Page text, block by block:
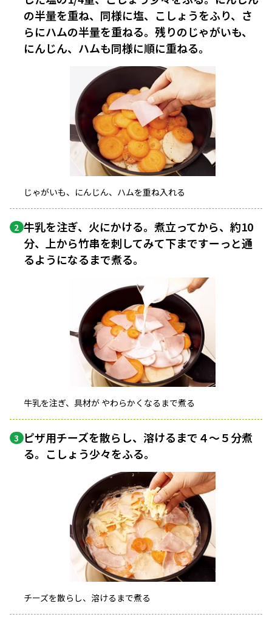
の半量を重ね、同様に塩、こしょうをふり、さ
らにハムの半量を重ねる。残りのじゃがいも、
にんじん、ハムも同様に順に重ねる。
じゃがいも、にんじん、ハムを重ね入れる
2 牛乳を注ぎ、火にかける。煮立ってから、約10
分、上から竹串を刺してみて下まですーっと通
るようになるまで煮る。
牛乳を注ぎ、具材が やわらかくなるまで煮る
3 ピザ用チーズを散らし、溶けるまで４〜５分煮
る。こしょう少々をふる。
チーズを散らし、溶けるまで煮る